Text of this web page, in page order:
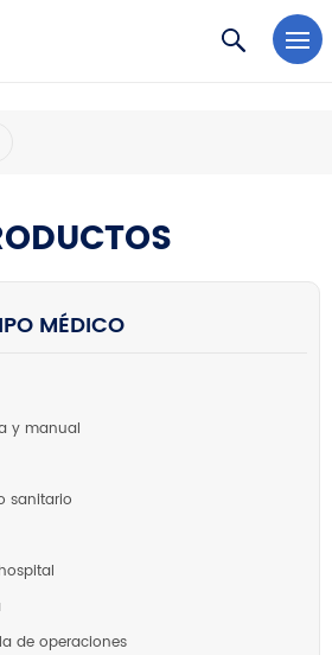
en-us/microsoft-teams/log-in
MÉDICO
y manual
sanitario
de operaciones